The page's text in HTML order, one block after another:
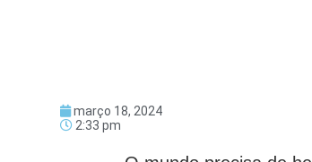
março 18, 2024
2:33 pm